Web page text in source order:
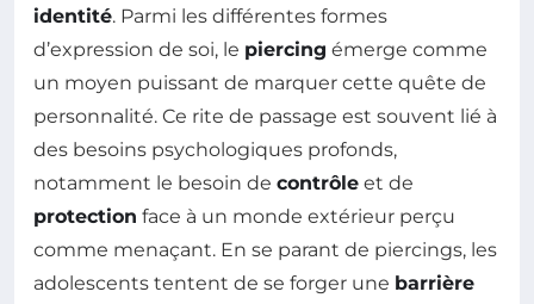
identité. Parmi les différentes formes
d’expression de soi, le piercing émerge comme
un moyen puissant de marquer cette quête de
personnalité. Ce rite de passage est souvent lié à
des besoins psychologiques profonds,
notamment le besoin de contrôle et de
protection face à un monde extérieur perçu
comme menaçant. En se parant de piercings, les
adolescents tentent de se forger une barrière